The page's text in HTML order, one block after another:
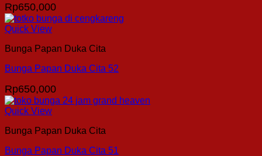
Rp650,000
Quick View
Bunga Papan Duka Cita
Bunga Papan Duka Cita 52
Rp650,000
Quick View
Bunga Papan Duka Cita
Bunga Papan Duka Cita 51